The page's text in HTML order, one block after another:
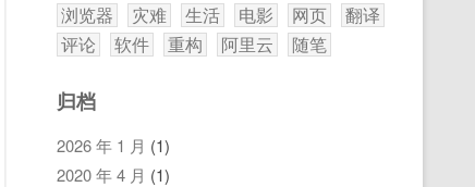
浏览器
灾难 生活 电影 网页
翻译
评论
软件 重构 阿里云 随笔
归档
2026 年 1 月 (1)
2020 年 4 月 (1)